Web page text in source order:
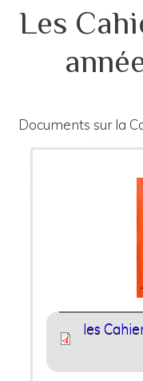
Les
Documents sur la
les